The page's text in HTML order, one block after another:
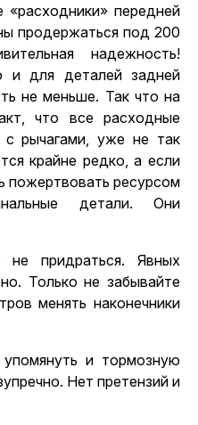
передней
продержаться под 200
надежность!
и для деталей задней
не меньше. Так что на
что все расходные
с рычагами, уже не так
крайне редко, а если
пожертвовать ресурсом
детали. Они
не придраться. Явных
Только не забывайте
менять наконечники
и тормозную
Нет претензий и